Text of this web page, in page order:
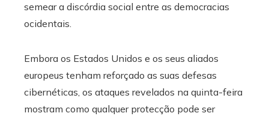
semear a discórdia social entre as democracias
ocidentais.
Embora os Estados Unidos e os seus aliados
europeus tenham reforçado as suas defesas
cibernéticas, os ataques revelados na quinta-feira
mostram como qualquer protecção pode ser